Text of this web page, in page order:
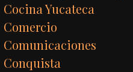
Cocina Yucateca
Comercio
Comunicaciones
Conquista